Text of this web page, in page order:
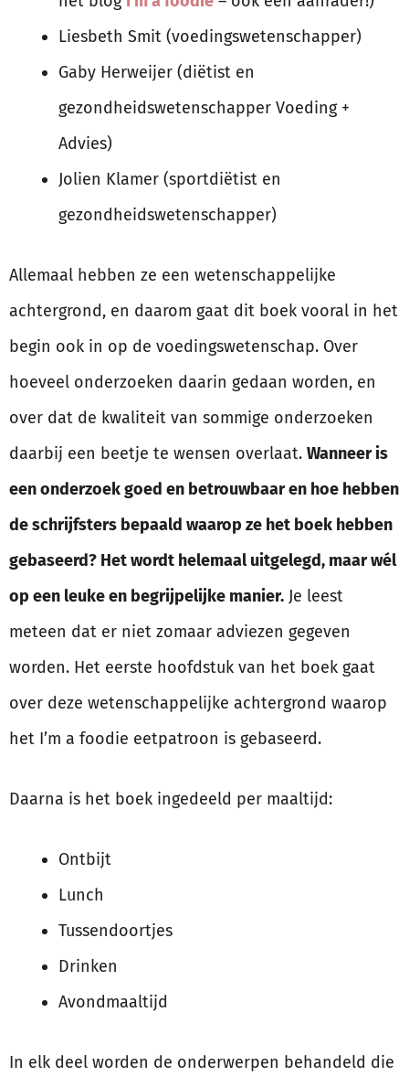
Liesbeth Smit (voedingswetenschapper)
Gaby Herweijer (diëtist en
gezondheidswetenschapper Voeding +
Advies)
Jolien Klamer (sportdiëtist en
gezondheidswetenschapper)
Allemaal hebben ze een wetenschappelijke
achtergrond, en daarom gaat dit boek vooral in het
begin ook in op de voedingswetenschap. Over
hoeveel onderzoeken daarin gedaan worden, en
over dat de kwaliteit van sommige onderzoeken
daarbij een beetje te wensen overlaat. Wanneer is
een onderzoek goed en betrouwbaar en hoe hebben
de schrijfsters bepaald waarop ze het boek hebben
gebaseerd? Het wordt helemaal uitgelegd, maar wél
op een leuke en begrijpelijke manier. Je leest
meteen dat er niet zomaar adviezen gegeven
worden. Het eerste hoofdstuk van het boek gaat
over deze wetenschappelijke achtergrond waarop
het I’m a foodie eetpatroon is gebaseerd.
Daarna is het boek ingedeeld per maaltijd:
Ontbijt
Lunch
Tussendoortjes
Drinken
Avondmaaltijd
In elk deel worden de onderwerpen behandeld die